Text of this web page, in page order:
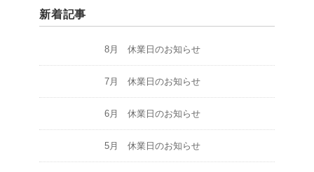
新着記事
8月 休業日のお知らせ
7月 休業日のお知らせ
6月 休業日のお知らせ
5月 休業日のお知らせ